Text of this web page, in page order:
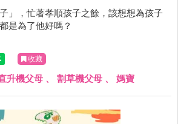
」，忙著孝順孩子之餘，該想想為孩子
是為了他好嗎？
收藏
升機父母 、 割草機父母 、 媽寶